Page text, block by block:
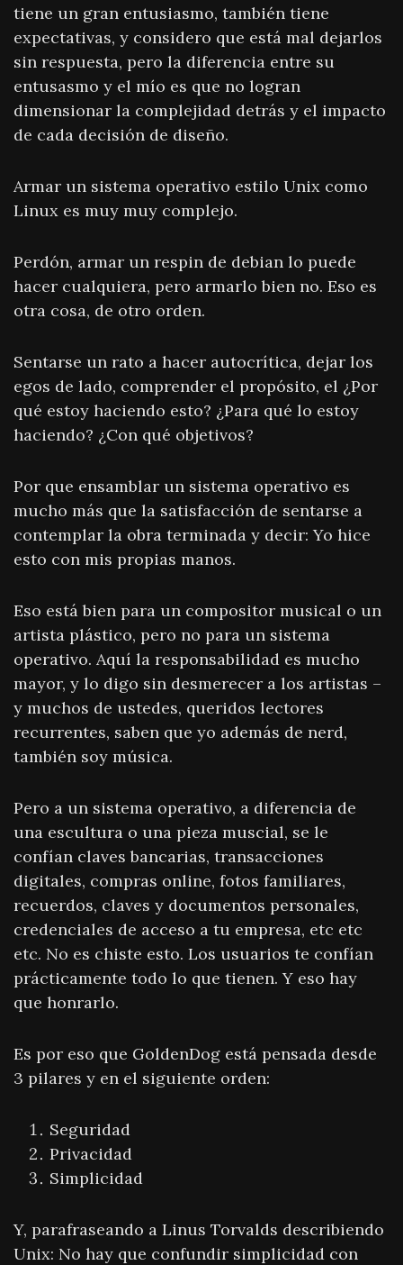
tiene un gran entusiasmo, también tiene
expectativas, y considero que está mal dejarlos
sin respuesta, pero la diferencia entre su
entusasmo y el mío es que no logran
dimensionar la complejidad detrás y el impacto
de cada decisión de diseño.
Armar un sistema operativo estilo Unix como
Linux es muy muy complejo.
Perdón, armar un respin de debian lo puede
hacer cualquiera, pero armarlo bien no. Eso es
otra cosa, de otro orden.
Sentarse un rato a hacer autocrítica, dejar los
egos de lado, comprender el propósito, el ¿Por
qué estoy haciendo esto? ¿Para qué lo estoy
haciendo? ¿Con qué objetivos?
Por que ensamblar un sistema operativo es
mucho más que la satisfacción de sentarse a
contemplar la obra terminada y decir: Yo hice
esto con mis propias manos.
Eso está bien para un compositor musical o un
artista plástico, pero no para un sistema
operativo. Aquí la responsabilidad es mucho
mayor, y lo digo sin desmerecer a los artistas –
y muchos de ustedes, queridos lectores
recurrentes, saben que yo además de nerd,
también soy música.
Pero a un sistema operativo, a diferencia de
una escultura o una pieza muscial, se le
confían claves bancarias, transacciones
digitales, compras online, fotos familiares,
recuerdos, claves y documentos personales,
credenciales de acceso a tu empresa, etc etc
etc. No es chiste esto. Los usuarios te confían
prácticamente todo lo que tienen. Y eso hay
que honrarlo.
Es por eso que GoldenDog está pensada desde
3 pilares y en el siguiente orden:
Seguridad
Privacidad
Simplicidad
Y, parafraseando a Linus Torvalds describiendo
Unix: No hay que confundir simplicidad con